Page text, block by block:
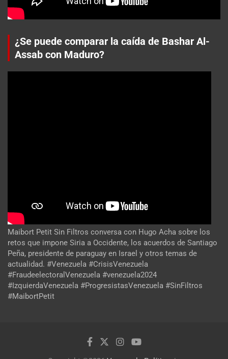
¿Se puede comparar la caída de Bashar Al-
Assab con Maduro?
Maibort Petit Sin Filtros conversa con Hugo Acha sobre los
retos que impone Siria a Occidente, los acuerdos de Santiago
Peña, presidente de paraguay en Israel y otros temas de
actualidad. #Venezuela #CrisisVenezuela
#FraudeelectoralVenezuela #venezuela2024
#IzquierdaVenezuela #ProgresistasVenezuela #SinFiltros
#MaibortPetit